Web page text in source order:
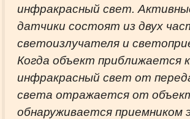
инфракрасный свет.
датчики состоят из двух
светоизлучателя и
Когда объект приближается
инфракрасный свет от
света отражается от
обнаруживается приемником